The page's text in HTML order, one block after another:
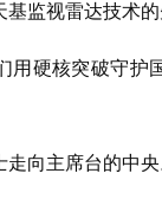
监视雷达技术
用硬核突破守护
走向主席台的中